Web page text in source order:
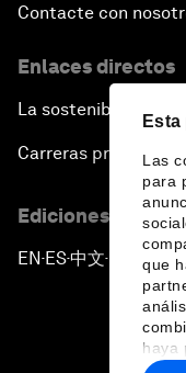
Las
para
que
haya
Contacte con
Enlaces directos
La sostenibilidad en
Carreras
Ediciones en
EN ▪ES▪中文▪ 日本語